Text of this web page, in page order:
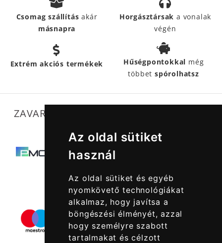
Az oldal sütiket
használ
Az oldal sütiket és egyéb
nyomkövető technológiákat
alkalmaz, hogy javítsa a
böngészési élményét, azzal
hogy személyre szabott
tartalmakat és célzott
Csomag szállításakár
másnapra
Horgásztársak a vonalak
végén
Extrém akciós termékek Hűségpontokkal még
többetspórolhatsz
ZAVARTALAN MŰKÖDÉSÜNKET SEGÍTIK